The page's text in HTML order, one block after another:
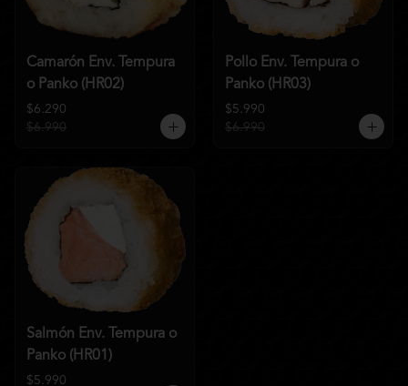
Camarón Env. Tempura
o Panko (HR02)
$6.290
$6.990
Pollo Env. Tempura o
Panko (HR03)
$5.990
$6.990
Salmón Env. Tempura o
Panko (HR01)
$5.990